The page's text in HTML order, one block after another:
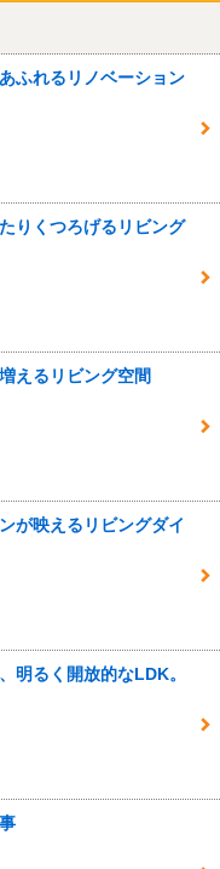
ふれるリノベーション
りくつろげるリビング
えるリビング空間
が映えるリビングダイ
明るく開放的なLDK。